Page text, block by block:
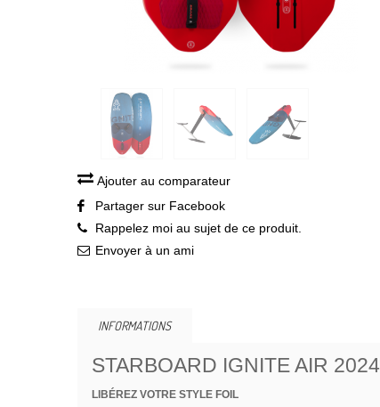
Ajouter au comparateur
Partager sur Facebook
Rappelez moi au sujet de ce produit.
Envoyer à un ami
INFORMATIONS
STARBOARD IGNITE AIR 2024
LIBÉREZ VOTRE STYLE FOIL